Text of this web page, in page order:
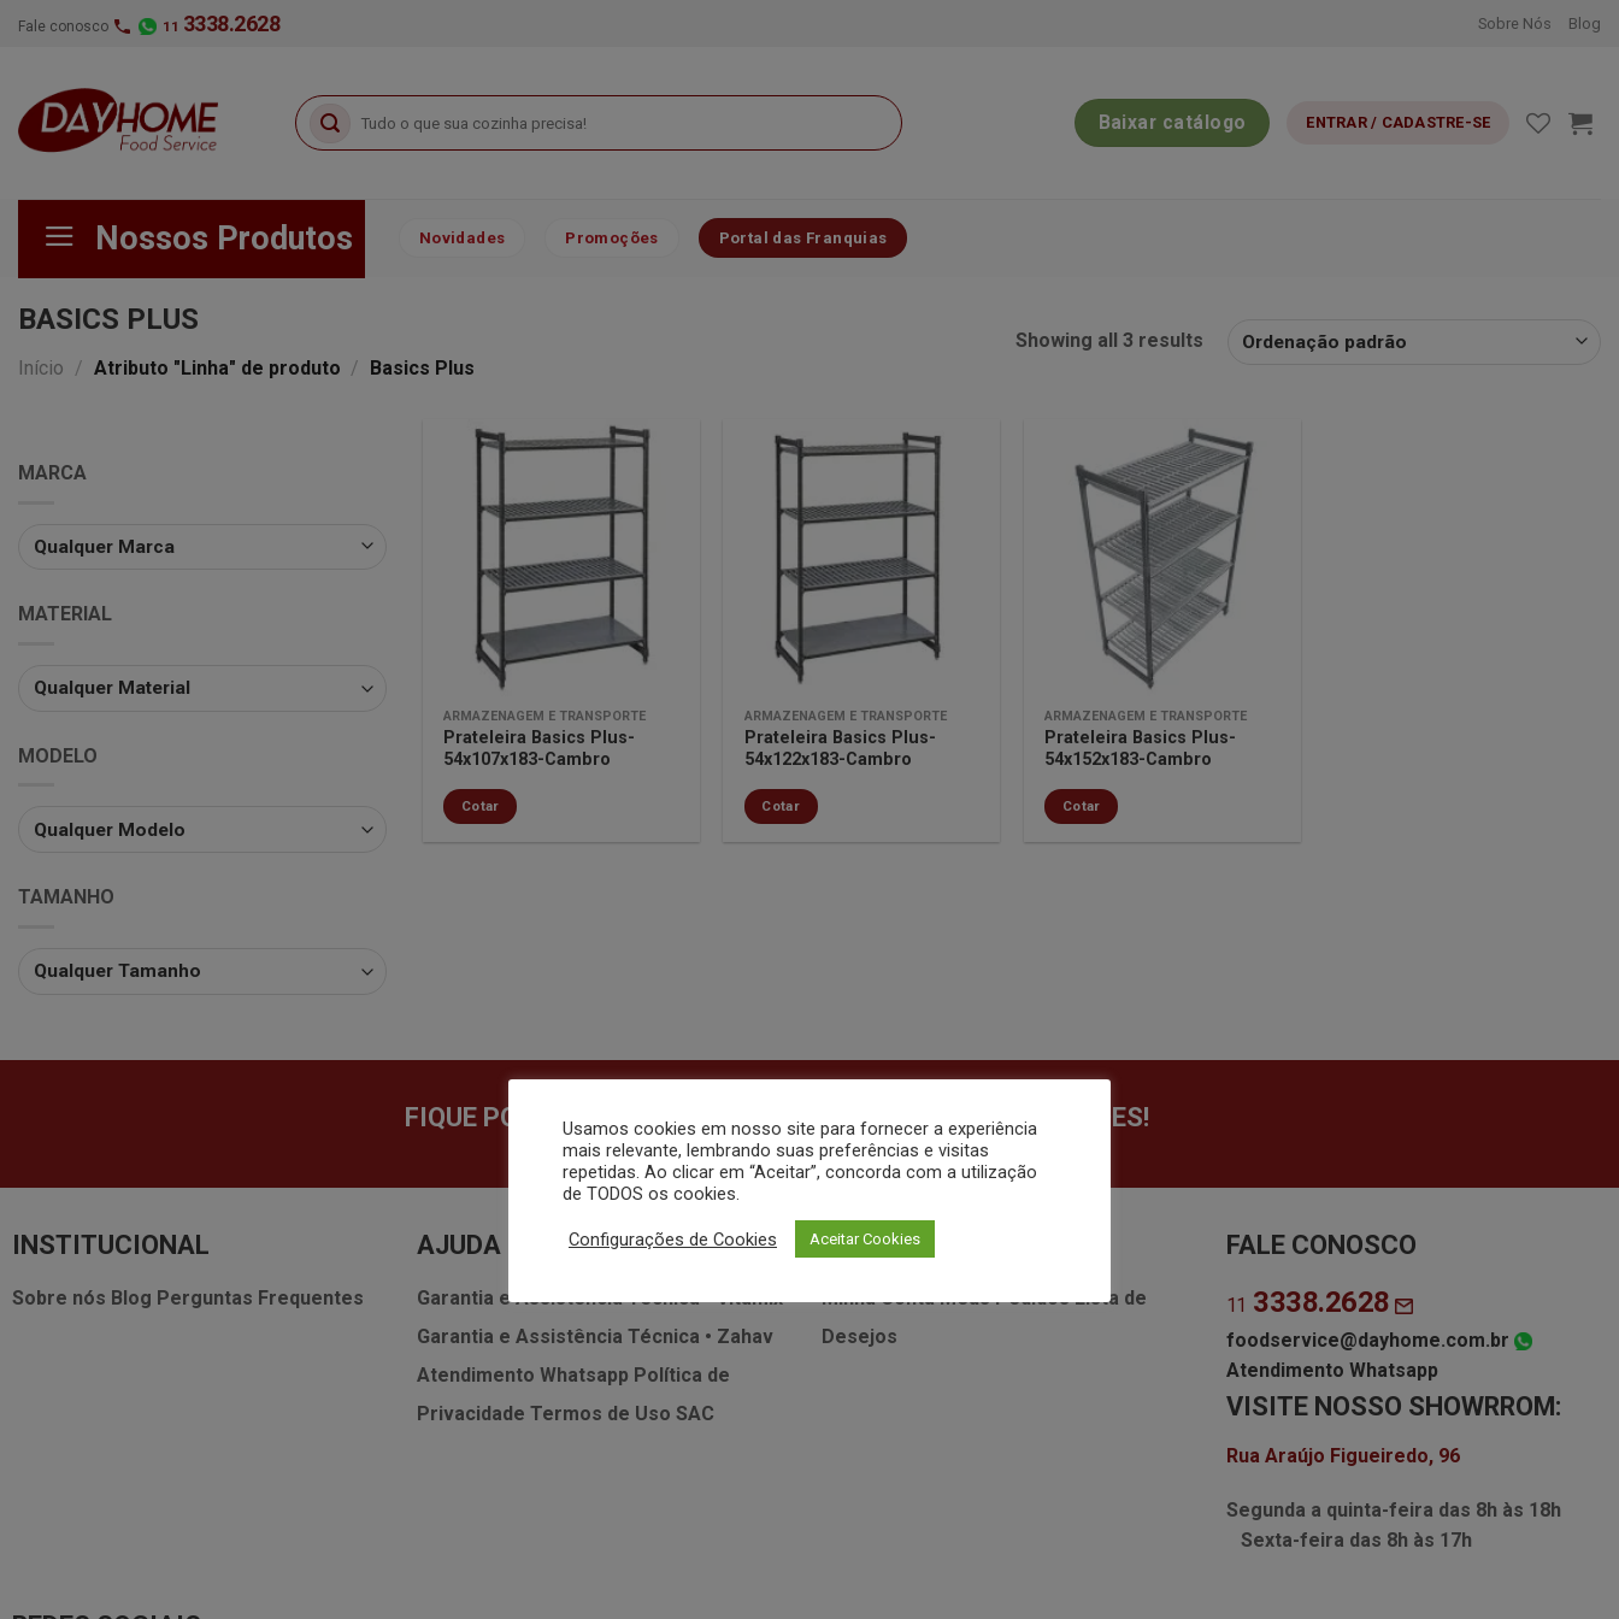
Skip
Fale conosco 11 3338.2628 Sobre Nós Blog
Pesquisar
por:
Baixar catálogo ENTRAR / CADASTRE-SE
Nossos Produtos Novidades Promoções Portal das Franquias
BASICS PLUS
Início / Atributo "Linha" de produto / Basics Plus
Showing all 3 results
MARCA
MATERIAL
MODELO
TAMANHO
desejos
ARMAZENAGEM E TRANSPORTE
Prateleira Basics Plus-
54x107x183-Cambro
Cotar
desejos
ARMAZENAGEM E TRANSPORTE
Prateleira Basics Plus-
54x122x183-Cambro
Cotar
Minha
lista de
desejos
ARMAZENAGEM E TRANSPORTE
Prateleira Basics Plus-
54x152x183-Cambro
Cotar
FIQUE POR DENTRO DAS NOSSAS NOVIDADES E PROMOÇÕES!
INSTITUCIONAL
Sobre nós Blog Perguntas Frequentes
AJUDA
Garantia e Assistência Técnica • Vitamix
Garantia e Assistência Técnica • Zahav
Atendimento Whatsapp Política de
Privacidade Termos de Uso SAC
MEUS DADOS
Minha Conta Meus Pedidos Lista de
Desejos
FALE CONOSCO
11 3338.2628
foodservice@dayhome.com.br
Atendimento Whatsapp
VISITE NOSSO SHOWRROM:
Rua Araújo Figueiredo, 96
Segunda a quinta-feira das 8h às 18h
Sexta-feira das 8h às 17h
Usamos cookies em nosso site para fornecer a experiência
mais relevante, lembrando suas preferências e visitas
repetidas. Ao clicar em “Aceitar”, concorda com a utilização
de TODOS os cookies.
Configurações de Cookies Aceitar Cookies